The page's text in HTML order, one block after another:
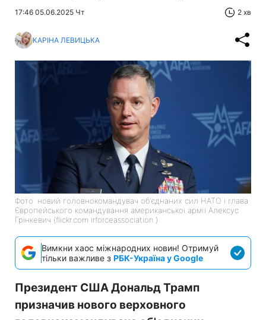
17:46 05.06.2025 Чт 2 хв
КАРІНА ЛЕВИЦЬКА
Фото: новий головнокомандувач об'єднаних сил НАТО і глава
Європейського командування американської армії Алексус
Грінкевич (flickr.com irforceassociation )
Вимкни хаос міжнародних новин! Отримуй
тільки важливе з РБК-Україна у Google
Президент США Дональд Трамп
призначив нового верховного